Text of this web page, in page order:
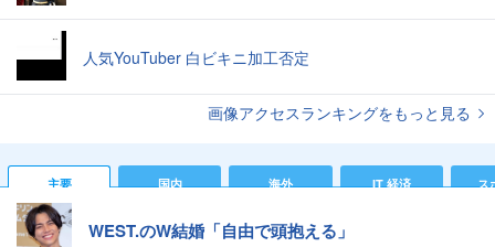
人気YouTuber 白ビキニ加工否定
画像アクセスランキングをもっと見る
主要 国内 海外 IT 経済 ス
WEST.のW結婚「自由で頭抱える」